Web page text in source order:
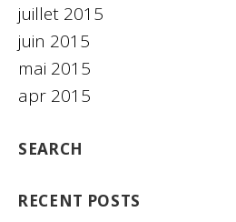
juillet 2015
juin 2015
mai 2015
apr 2015
SEARCH
RECENT POSTS